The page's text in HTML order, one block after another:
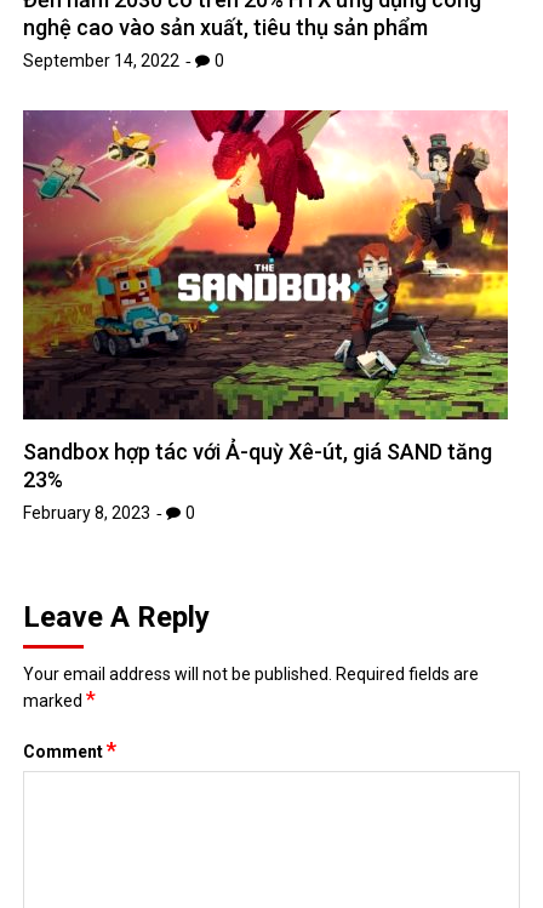
nghệ cao vào sản xuất, tiêu thụ sản phẩm
September 14, 2022 0
Sandbox hợp tác với Ả-quỳ Xê-út, giá SAND tăng
23%
February 8, 2023 0
Leave A Reply
Your email address will not be published. Required fields are
marked*
Comment*